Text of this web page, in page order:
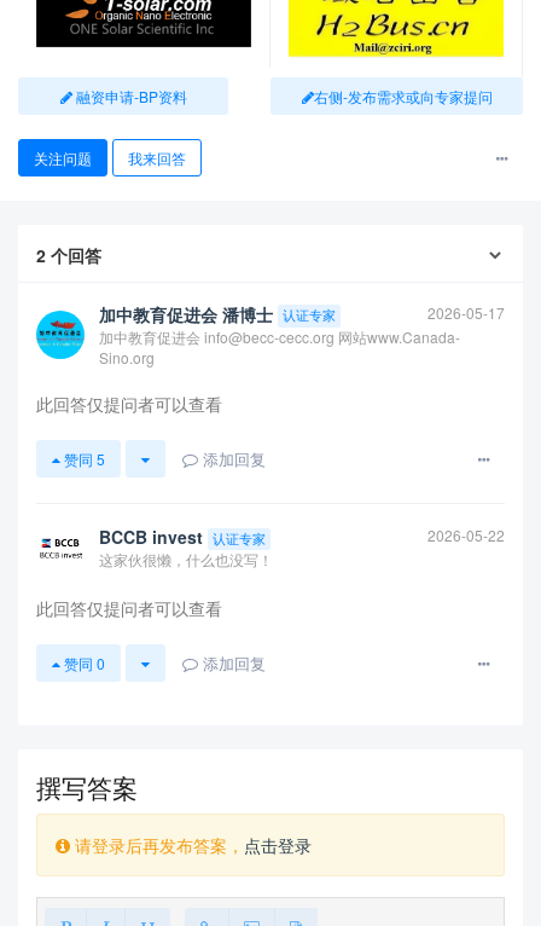
融资申请-BP资料 右侧-发布需求或向专家提问
关注问题 我来回答
2 个回答
加中教育促进会 潘博士 认证专家
2026-05-17
加中教育促进会 info@becc-cecc.org 网站www.Canada-
Sino.org
此回答仅提问者可以查看
赞同 5 添加回复
BCCB invest 认证专家
2026-05-22
这家伙很懒，什么也没写！
此回答仅提问者可以查看
赞同 0 添加回复
撰写答案
请登录后再发布答案， 点击登录